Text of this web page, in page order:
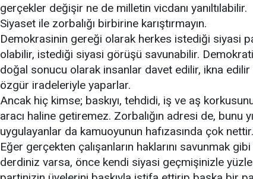
gerçekler değişir ne de milletin vicdanı yanıltılabilir.
Siyaset ile zorbalığı birbirine karıştırmayın.
Demokrasinin gereği olarak herkes istediği siyasi
olabilir, istediği siyasi görüşü savunabilir.
doğal sonucu olarak insanlar davet edilir, ikna
özgür iradeleriyle yaparlar.
Ancak hiç kimse; baskıyı, tehdidi, iş ve aş
aracı haline getiremez. Zorbalığın adresi de, bunu
uygulayanlar da kamuoyunun hafızasında çok nettir.
Eğer gerçekten çalışanların haklarını savunmak
derdiniz varsa, önce kendi siyasi geçmişinizle